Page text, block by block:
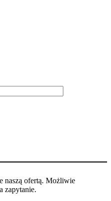
naszą ofertą. Możliwie
zapytanie.